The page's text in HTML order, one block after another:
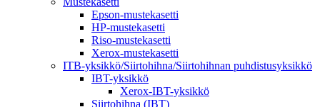
Epson-mustekasetti
HP-mustekasetti
Riso-mustekasetti
Xerox-mustekasetti
ITB-yksikkö/Siirtohihna/Siirtohihnan puhdistusyksikkö
IBT-yksikkö
Xerox-IBT-yksikkö
Siirtohihna (IBT)